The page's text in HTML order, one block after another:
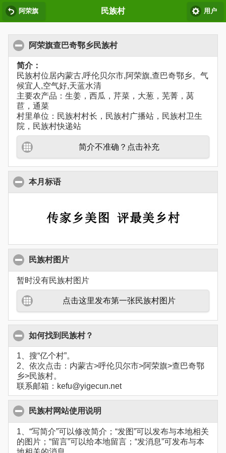
阿荣旗 民族村 用户
阿荣旗查巴奇鄂乡民族村
简介：
民族村位居内蒙古,呼伦贝尔市,阿荣旗,查巴奇鄂乡。气
候宜人,空气好,天蓝水清
主要农产品：生姜，西瓜，芹菜，大葱，芜菁，莴
苣，通菜
村里单位：民族村村长，民族村广播站，民族村卫生
院，民族村快递站
简介不准确？点击补充
本月标语
民族村图片
暂时没有民族村图片
点击这里发布第一张民族村图片
如何找到民族村？
1、搜“亿个村”。
2、依次点击：内蒙古>呼伦贝尔市>阿荣旗>查巴奇鄂
乡>民族村。
联系邮箱：kefu@yigecun.net
民族村网站使用说明
1、“写简介”可以修改简介；“发图”可以发布与本地相关
的图片；“留言”可以给本地留言；“发消息”可发布与本